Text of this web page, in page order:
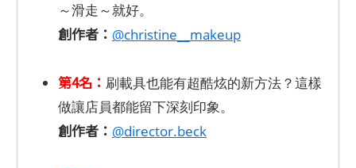
～滑走～就好。
創作者： @christine__makeup
第4名： 刷載具也能有超酷炫的新方法？這樣
做讓店員都能留下深刻印象。
創作者： @director.beck